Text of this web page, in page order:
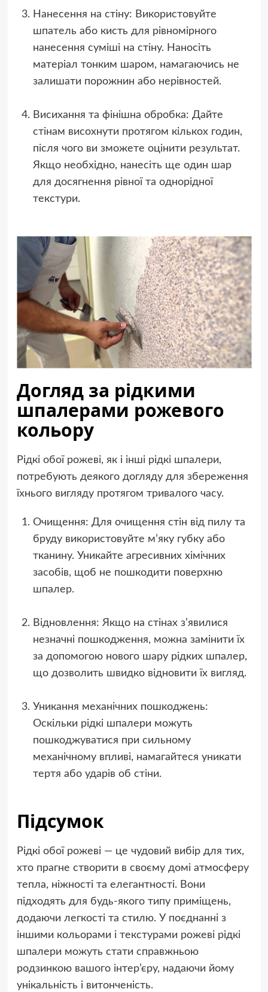
Нанесення на стіну: Використовуйте
шпатель або кисть для рівномірного
нанесення суміші на стіну. Наносіть
матеріал тонким шаром, намагаючись не
залишати порожнин або нерівностей.
Висихання та фінішна обробка: Дайте
стінам висохнути протягом кількох годин,
після чого ви зможете оцінити результат.
Якщо необхідно, нанесіть ще один шар
для досягнення рівної та однорідної
текстури.
Догляд за рідкими
шпалерами рожевого
кольору
Рідкі обої рожеві, як і інші рідкі шпалери,
потребують деякого догляду для збереження
їхнього вигляду протягом тривалого часу.
Очищення: Для очищення стін від пилу та
бруду використовуйте м’яку губку або
тканину. Уникайте агресивних хімічних
засобів, щоб не пошкодити поверхню
шпалер.
Відновлення: Якщо на стінах з’явилися
незначні пошкодження, можна замінити їх
за допомогою нового шару рідких шпалер,
що дозволить швидко відновити їх вигляд.
Уникання механічних пошкоджень:
Оскільки рідкі шпалери можуть
пошкоджуватися при сильному
механічному впливі, намагайтеся уникати
тертя або ударів об стіни.
Підсумок
Рідкі обої рожеві — це чудовий вибір для тих,
хто прагне створити в своєму домі атмосферу
тепла, ніжності та елегантності. Вони
підходять для будь-якого типу приміщень,
додаючи легкості та стилю. У поєднанні з
іншими кольорами і текстурами рожеві рідкі
шпалери можуть стати справжньою
родзинкою вашого інтер’єру, надаючи йому
унікальність і витонченість.